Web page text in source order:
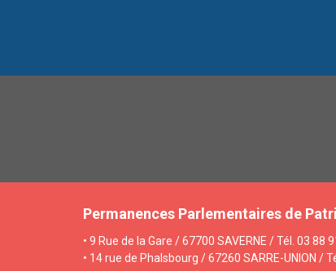
Permanences Parlementaires de
• 9 Rue de la Gare / 67700 SAVERNE / Tél. 03 88
• 14 rue de Phalsbourg / 67260 SARRE-UNION /